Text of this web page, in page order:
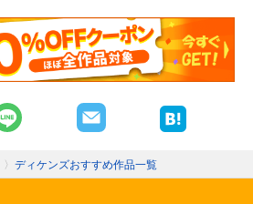
〉 ディケンズおすすめ作品一覧